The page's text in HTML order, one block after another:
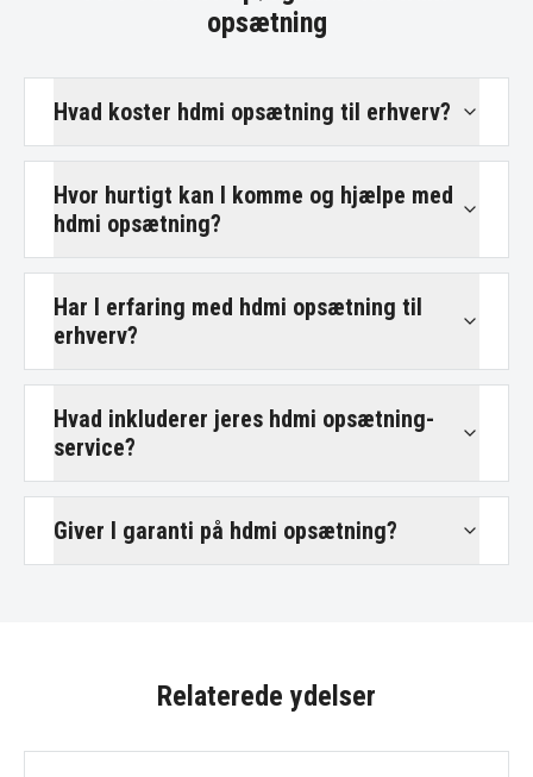
opsætning
Hvad koster hdmi opsætning til erhverv?
Hvor hurtigt kan I komme og hjælpe med
hdmi opsætning?
Har I erfaring med hdmi opsætning til
erhverv?
Hvad inkluderer jeres hdmi opsætning-
service?
Giver I garanti på hdmi opsætning?
Relaterede ydelser